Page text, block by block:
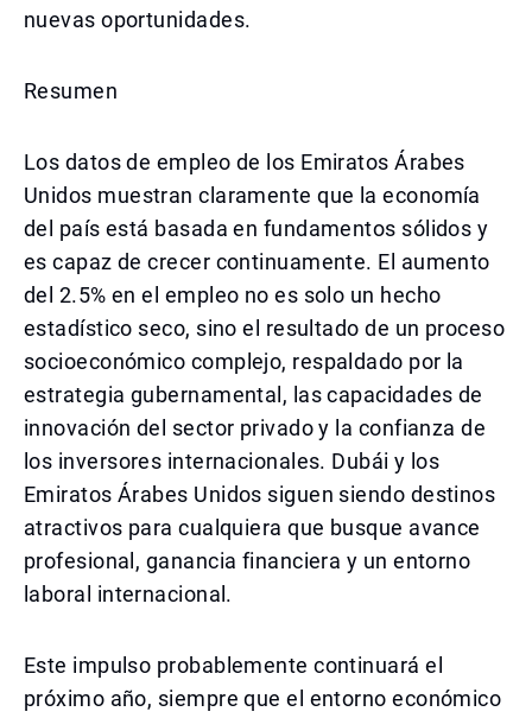
nuevas oportunidades.
Resumen
Los datos de empleo de los Emiratos Árabes
Unidos muestran claramente que la economía
del país está basada en fundamentos sólidos y
es capaz de crecer continuamente. El aumento
del 2.5% en el empleo no es solo un hecho
estadístico seco, sino el resultado de un proceso
socioeconómico complejo, respaldado por la
estrategia gubernamental, las capacidades de
innovación del sector privado y la confianza de
los inversores internacionales. Dubái y los
Emiratos Árabes Unidos siguen siendo destinos
atractivos para cualquiera que busque avance
profesional, ganancia financiera y un entorno
laboral internacional.
Este impulso probablemente continuará el
próximo año, siempre que el entorno económico